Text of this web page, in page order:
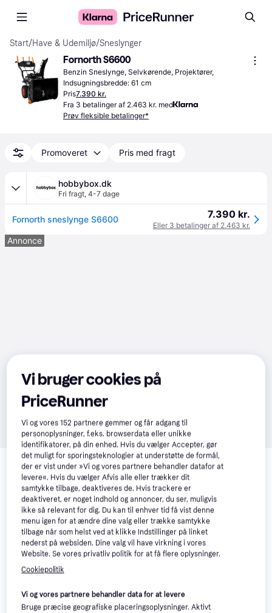
Start/Have & Udemiljø/Sneslynger
Fornorth S6600
Benzin Sneslynge, Selvkørende, Projektører,
Indsugningsbredde: 61 cm
Pris7.390 kr.
Fra 3 betalinger af 2.463 kr. med
Prøv fleksible betalinger*
Promoveret Pris med fragt
hobbybox.dk
Fri fragt, 4-7 dage
Fornorth sneslynge S6600 7.390 kr.
Eller 3 betalinger af 2.463 kr.
Annonce
Relaterede produkter
Se vores forslag til andre produkter, der matcher dine
interesser. Vis alle
-6.009 kr.
Vi bruger cookies på
PriceRunner
Vi og vores152 partnere gemmer og får adgang til
personoplysninger, f.eks. browserdata eller unikke
identifikatorer, på din enhed. Hvis du vælger Accepter, gør
det muligt for sporingsteknologier at understøtte de formål,
der er vist under »Vi og vores partnere behandler datafor at
levere«. Hvis du vælger Afvis alle eller trækker dit
samtykke tilbage, deaktiveres de. Hvis trackere er
deaktiveret, er noget indhold og annoncer, du ser, muligvis
ikke så relevant for dig. Du kan til enhver tid få vist denne
menu igen for at ændre dine valg eller trække samtykke
tilbage når som helst ved at klikke Indstillinger på linket
nederst på websiden. Dine valg vil have virkning i vores
Website. Se vores privatliv politik for at få flere oplysninger.
Cookiepolitik
Vi og vores partnere behandler data for at levere
Bruge præcise geografiske placeringsoplysninger. Aktivt